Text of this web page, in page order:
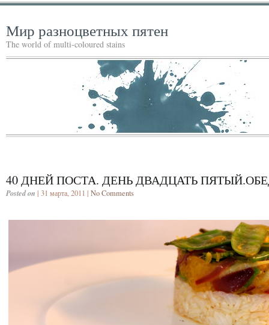
Мир разноцветных пятен
The world of multi-coloured stains
40 ДНЕЙ ПОСТА. ДЕНЬ ДВАДЦАТЬ
Posted on | 31 марта, 2011 | No Comments